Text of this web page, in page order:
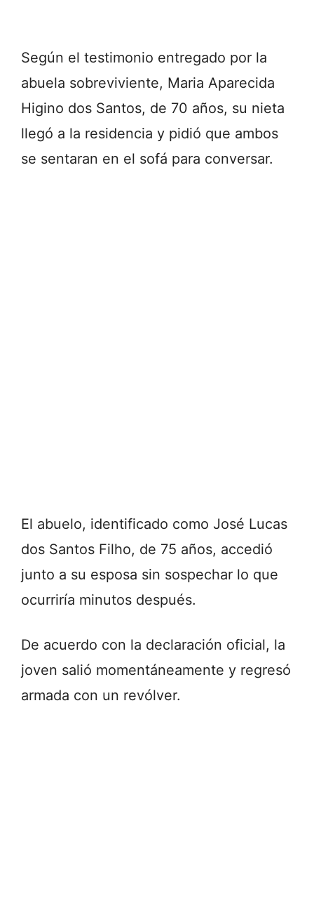
Según el testimonio entregado por la
abuela sobreviviente, Maria Aparecida
Higino dos Santos, de 70 años, su nieta
llegó a la residencia y pidió que ambos
se sentaran en el sofá para conversar.
El abuelo, identificado como José Lucas
dos Santos Filho, de 75 años, accedió
junto a su esposa sin sospechar lo que
ocurriría minutos después.
De acuerdo con la declaración oficial, la
joven salió momentáneamente y regresó
armada con un revólver.